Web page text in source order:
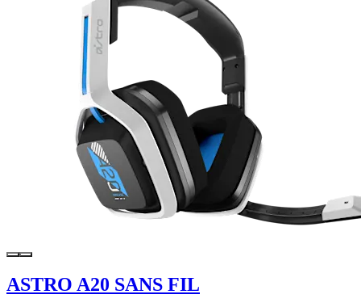
ASTRO A20 SANS FIL